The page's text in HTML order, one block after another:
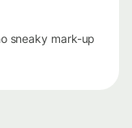
sneaky mark-up